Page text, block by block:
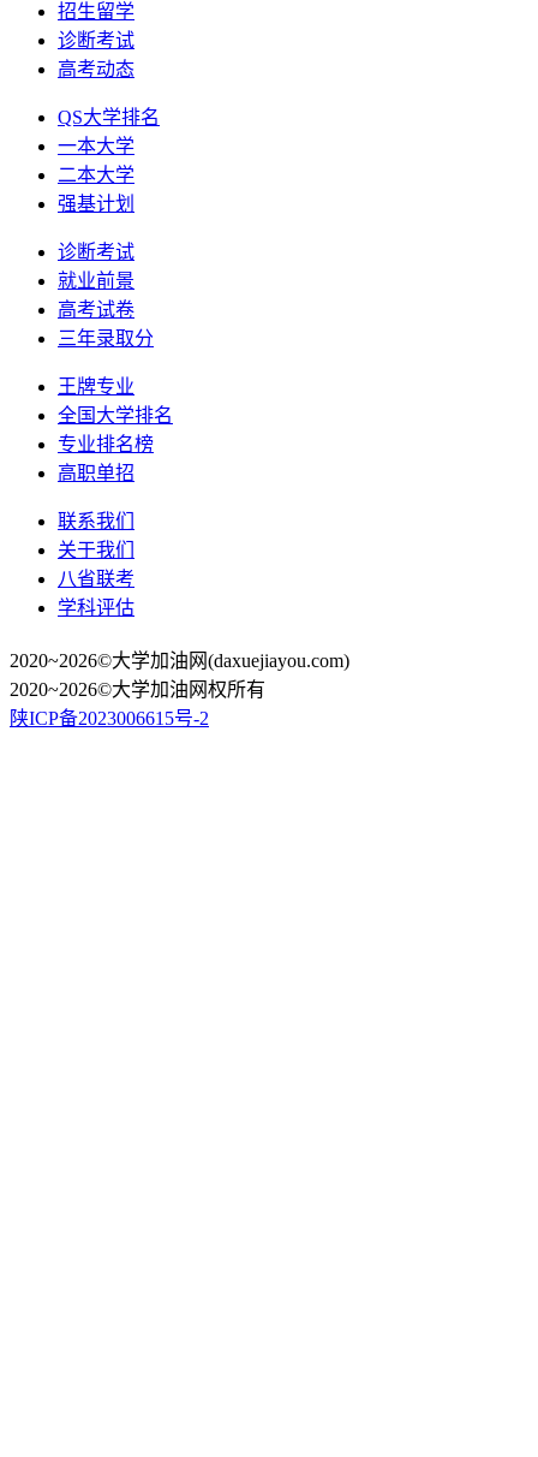
招生留学
诊断考试
高考动态
QS大学排名
一本大学
二本大学
强基计划
诊断考试
就业前景
高考试卷
三年录取分
王牌专业
全国大学排名
专业排名榜
高职单招
联系我们
关于我们
八省联考
学科评估
2020~2026©大学加油网(daxuejiayou.com)
2020~2026©大学加油网权所有
陕ICP备2023006615号-2